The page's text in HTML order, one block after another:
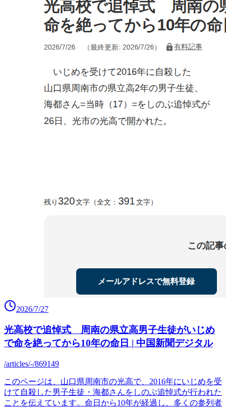
2026/7/27
光高校で追悼式 周南の県立高男子生徒がいじめ
で命を絶ってから10年の命日 | 中国新聞デジタル
/articles/-/869149
このページは、山口県周南市の光高で、2016年にいじめを受
けて自殺した男子生徒・海都さんをしのぶ追悼式が行われた
ことを伝えています。命日から10年が経過し、多くの参列者